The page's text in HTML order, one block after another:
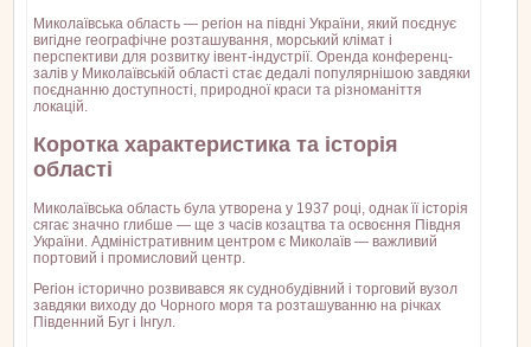
Миколаївська область — регіон на півдні України, який поєднує
вигідне географічне розташування, морський клімат і
перспективи для розвитку івент-індустрії. Оренда конференц-
залів у Миколаївській області стає дедалі популярнішою завдяки
поєднанню доступності, природної краси та різноманіття
локацій.
Коротка характеристика та історія
області
Миколаївська область була утворена у 1937 році, однак її історія
сягає значно глибше — ще з часів козацтва та освоєння Півдня
України. Адміністративним центром є Миколаїв — важливий
портовий і промисловий центр.
Регіон історично розвивався як суднобудівний і торговий вузол
завдяки виходу до Чорного моря та розташуванню на річках
Південний Буг і Інгул.